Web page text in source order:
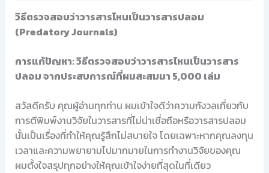
วิธีตรวจสอบว่าวารสารไหนเป็นวารสารปลอม
(Predatory Journals)
การแก้ปัญหา: วิธีตรวจสอบว่าวารสารไหนเป็นวารสาร
ปลอม จากประสบการณ์ที่ผมสะสมมา 5,000 เล่ม
สวัสดีครับ คุณผู้อ่านทุกท่าน ผมเข้าใจดีว่าความกังวลเกี่ยวกับ
การตีพิมพ์งานวิจัยในวารสารที่ไม่น่าเชื่อถือหรือวารสารปลอม
นั้นเป็นเรื่องที่ทำให้คุณรู้สึกไม่สบายใจ โดยเฉพาะหากคุณลงทุน
เวลาและความพยายามไปมากมายในการทำงานวิจัยของคุณ
ผมตั้งใจสรุปทุกอย่างให้คุณเข้าใจง่ายที่สุดในที่เดียว